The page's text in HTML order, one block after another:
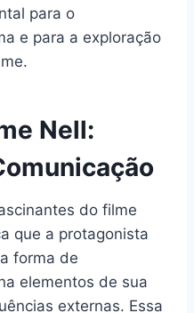
para o
e para a exploração
Nell:
do filme
que a protagonista
forma de
elementos de sua
externas. Essa